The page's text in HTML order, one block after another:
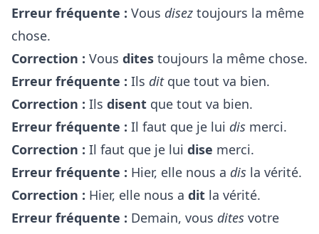
Erreur fréquente : Vous disez toujours la même
chose.
Correction : Vous dites toujours la même chose.
Erreur fréquente : Ils ditque tout va bien.
Correction : Ils disent que tout va bien.
Erreur fréquente : Il faut que je lui dis merci.
Correction : Il faut que je lui dise merci.
Erreur fréquente : Hier, elle nous a dis la vérité.
Correction : Hier, elle nous a dit la vérité.
Erreur fréquente : Demain, vous dites votre